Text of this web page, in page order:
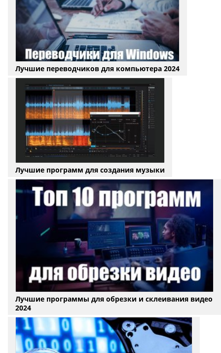
Лучшие переводчиков для компьютера 2024
Лучшие программ для создания музыки
Лучшие программы для обрезки и склеивания видео
2024